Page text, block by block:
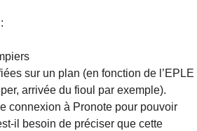
sur un plan (en fonction de l’EPLE
arrivée du fioul par exemple).
connexion à Pronote pour pouvoir
il besoin de préciser que cette